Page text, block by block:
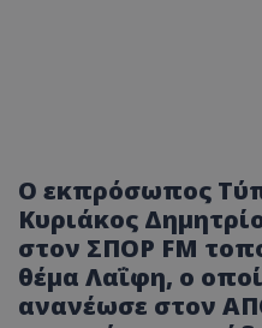
Ο εκπρόσωπος
Κυριάκος
στον ΣΠΟΡ FM
θέμα Λαΐφη, ο
ανανέωσε στον